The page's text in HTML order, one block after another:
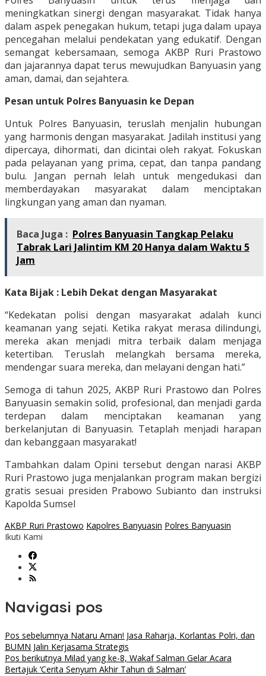
meningkatkan sinergi dengan masyarakat. Tidak hanya
dalam aspek penegakan hukum, tetapi juga dalam upaya
pencegahan melalui pendekatan yang edukatif. Dengan
semangat kebersamaan, semoga AKBP Ruri Prastowo
dan jajarannya dapat terus mewujudkan Banyuasin yang
aman, damai, dan sejahtera.
Pesan untuk Polres Banyuasin ke Depan
Untuk Polres Banyuasin, teruslah menjalin hubungan
yang harmonis dengan masyarakat. Jadilah institusi yang
dipercaya, dihormati, dan dicintai oleh rakyat. Fokuskan
pada pelayanan yang prima, cepat, dan tanpa pandang
bulu. Jangan pernah lelah untuk mengedukasi dan
memberdayakan masyarakat dalam menciptakan
lingkungan yang aman dan nyaman.
Baca Juga : Polres Banyuasin Tangkap Pelaku
Tabrak Lari Jalintim KM 20 Hanya dalam Waktu 5
Jam
Kata Bijak : Lebih Dekat dengan Masyarakat
“Kedekatan polisi dengan masyarakat adalah kunci
keamanan yang sejati. Ketika rakyat merasa dilindungi,
mereka akan menjadi mitra terbaik dalam menjaga
ketertiban. Teruslah melangkah bersama mereka,
mendengar suara mereka, dan melayani dengan hati.”
Semoga di tahun 2025, AKBP Ruri Prastowo dan Polres
Banyuasin semakin solid, profesional, dan menjadi garda
terdepan dalam menciptakan keamanan yang
berkelanjutan di Banyuasin. Tetaplah menjadi harapan
dan kebanggaan masyarakat!
Tambahkan dalam Opini tersebut dengan narasi AKBP
Ruri Prastowo juga menjalankan program makan bergizi
gratis sesuai presiden Prabowo Subianto dan instruksi
Kapolda Sumsel
AKBP Ruri Prastowo Kapolres Banyuasin Polres Banyuasin
Ikuti Kami
Navigasi pos
Pos sebelumnya Nataru Aman! Jasa Raharja, Korlantas Polri, dan
BUMN Jalin Kerjasama Strategis
Pos berikutnya Milad yang ke-8, Wakaf Salman Gelar Acara
Bertajuk ‘Cerita Senyum Akhir Tahun di Salman’